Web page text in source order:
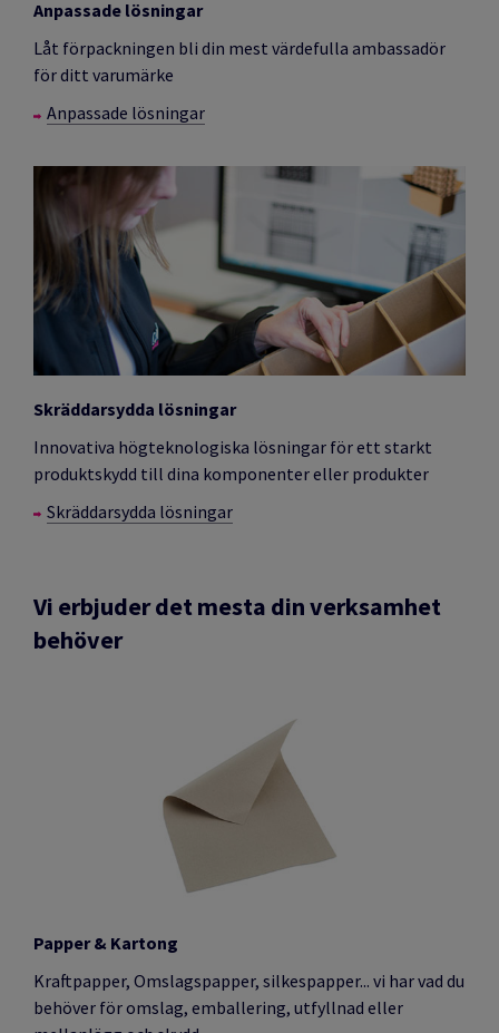
Anpassade lösningar
Låt förpackningen bli din mest värdefulla ambassadör
för ditt varumärke
Anpassade lösningar
Skräddarsydda lösningar
Innovativa högteknologiska lösningar för ett starkt
produktskydd till dina komponenter eller produkter
Skräddarsydda lösningar
Vi erbjuder det mesta din verksamhet
behöver
Papper & Kartong
Kraftpapper, Omslagspapper, silkespapper... vi har vad du
behöver för omslag, emballering, utfyllnad eller